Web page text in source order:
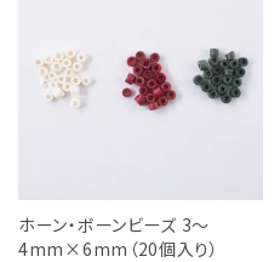
ホーン・ボーンビーズ 3～
4mm×6mm（20個入り）